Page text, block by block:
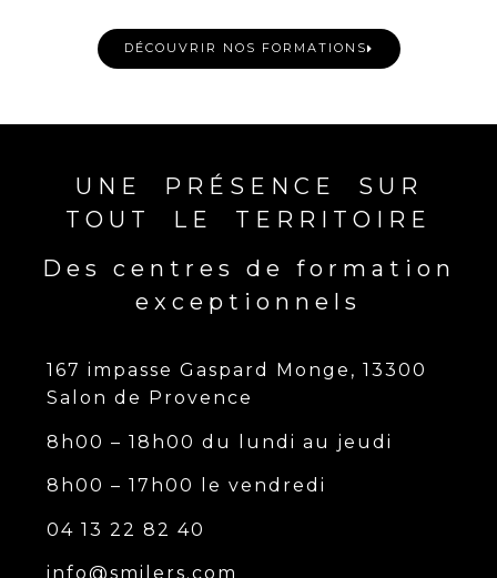
DÉCOUVRIR NOS FORMATIONS
UNE PRÉSENCE SUR
TOUT LE TERRITOIRE
Des centres de formation
exceptionnels
167 impasse Gaspard Monge, 13300
Salon de Provence
8h00 – 18h00 du lundi au jeudi
8h00 – 17h00 le vendredi
04 13 22 82 40
info@smilers.com